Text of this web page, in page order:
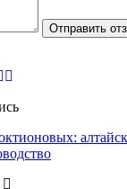
Отправить